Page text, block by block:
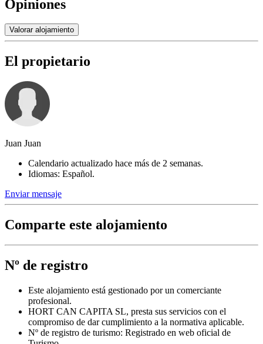
Opiniones
Valorar alojamiento
El propietario
Juan Juan
Calendario actualizado hace más de 2 semanas.
Idiomas: Español.
Enviar mensaje
Comparte este alojamiento
Nº de registro
Este alojamiento está gestionado por un comerciante
profesional.
HORT CAN CAPITA SL, presta sus servicios con el
compromiso de dar cumplimiento a la normativa aplicable.
Nº de registro de turismo: Registrado en web oficial de